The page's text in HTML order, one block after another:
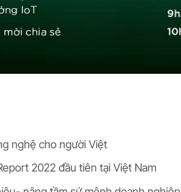
nghệ cho người Việt
2022 đầu tiên tại Việt Nam